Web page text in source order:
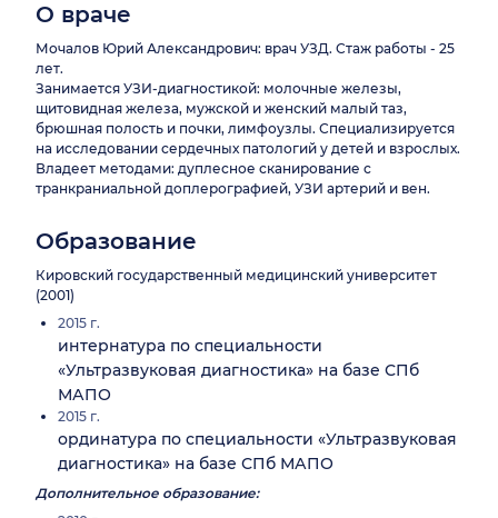
О враче
Мочалов Юрий Александрович: врач УЗД. Стаж работы - 25
лет.
Занимается УЗИ-диагностикой: молочные железы,
щитовидная железа, мужской и женский малый таз,
брюшная полость и почки, лимфоузлы. Специализируется
на исследовании сердечных патологий у детей и взрослых.
Владеет методами: дуплесное сканирование с
транкраниальной доплерографией, УЗИ артерий и вен.
Образование
Кировский государственный медицинский университет
(2001)
2015 г.
интернатура по специальности
«Ультразвуковая диагностика» на базе СПб
МАПО
2015 г.
ординатура по специальности «Ультразвуковая
диагностика» на базе СПб МАПО
Дополнительное образование: